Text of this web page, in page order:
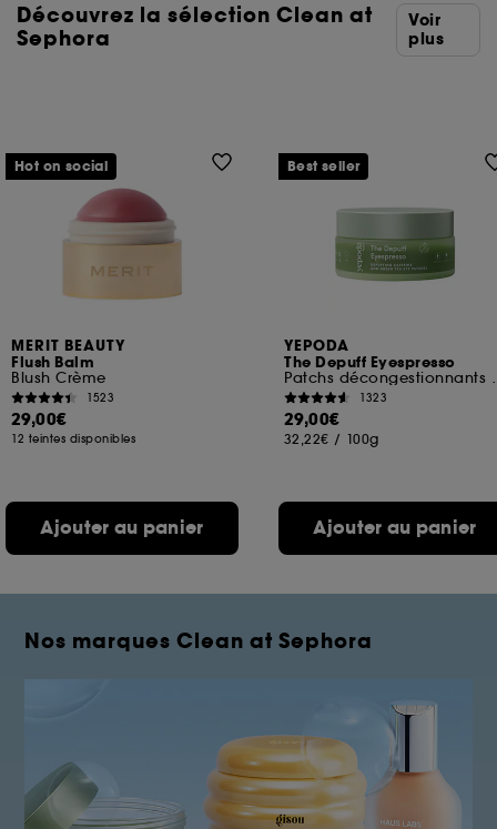
*Clean at Sephora = Des formules aux ingrédients
sélectionnés avec soin.
Découvrez la sélection Clean at
Sephora
Voir
plus
MERIT BEAUTY
Flush Balm
Blush Crème
1523
29,00€
12 teintes disponibles
Ajouter au panier
Hot on social
YEPODA
The Depuff Eyespresso
Patchs
1323
29,00€
32,22€ / 100g
Ajouter au panier
Best seller
Nos marques Clean at Sephora